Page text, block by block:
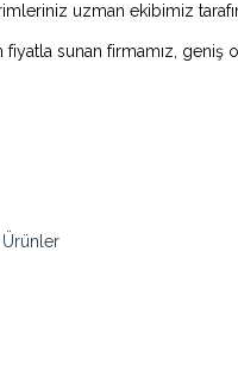
uzman ekibimiz
sunan firmamız,
Ürünler